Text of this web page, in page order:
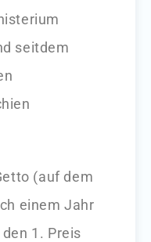
seitdem
(auf dem
einem Jahr
1. Preis